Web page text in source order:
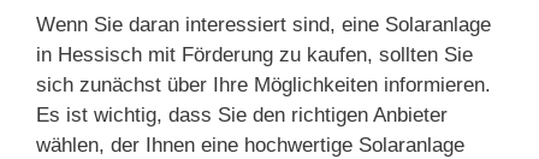
Wenn Sie daran interessiert sind, eine Solaranlage
in Hessisch mit Förderung zu kaufen, sollten Sie
sich zunächst über Ihre Möglichkeiten informieren.
Es ist wichtig, dass Sie den richtigen Anbieter
wählen, der Ihnen eine hochwertige Solaranlage